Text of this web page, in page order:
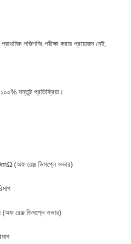
পজিশনিং পরীক্ষা করার প্রয়োজন নেই,
সন্তুষ্ট প্রতিক্রিয়া।
(অফ রেঞ্জ ডিসপ্লে ওভার)
রেঞ্জ ডিসপ্লে ওভার)